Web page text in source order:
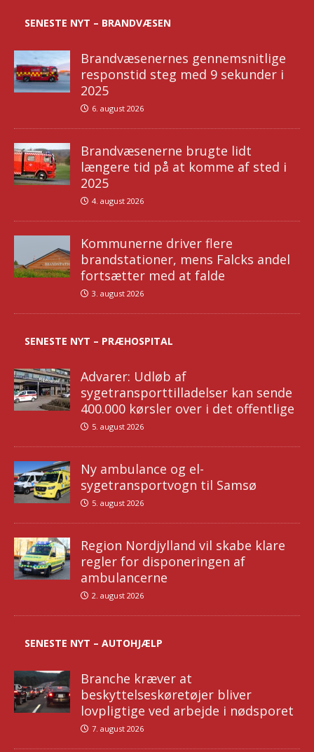
SENESTE NYT – BRANDVÆSEN
Brandvæsenernes gennemsnitlige
responstid steg med 9 sekunder i
2025
6. august 2026
Brandvæsenerne brugte lidt
længere tid på at komme af sted i
2025
4. august 2026
Kommunerne driver flere
brandstationer, mens Falcks andel
fortsætter med at falde
3. august 2026
SENESTE NYT – PRÆHOSPITAL
Advarer: Udløb af
sygetransporttilladelser kan sende
400.000 kørsler over i det offentlige
5. august 2026
Ny ambulance og el-
sygetransportvogn til Samsø
5. august 2026
Region Nordjylland vil skabe klare
regler for disponeringen af
ambulancerne
2. august 2026
SENESTE NYT – AUTOHJÆLP
Branche kræver at
beskyttelseskøretøjer bliver
lovpligtige ved arbejde i nødsporet
7. august 2026